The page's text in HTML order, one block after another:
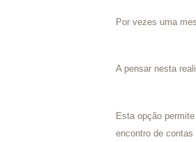
Por vezes uma
A pensar nesta
Esta opção
encontro de contas